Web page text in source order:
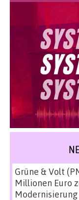
Grüne & Volt
Millionen Euro
Modernisierung